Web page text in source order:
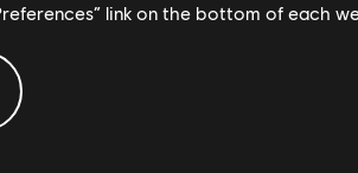
НА ПРОДАЖУ?
link on the bottom of each